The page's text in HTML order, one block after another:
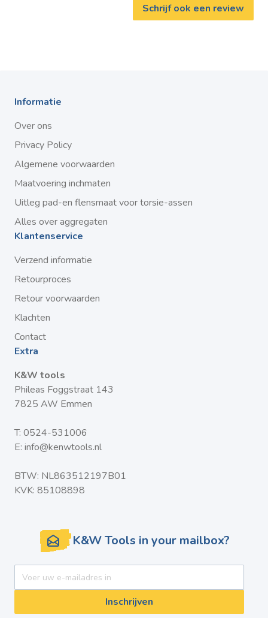
Schrijf ook een review
Informatie
Over ons
Privacy Policy
Algemene voorwaarden
Maatvoering inchmaten
Uitleg pad-en flensmaat voor torsie-assen
Alles over aggregaten
Klantenservice
Verzend informatie
Retourproces
Retour voorwaarden
Klachten
Contact
Extra
K&W tools
Phileas Foggstraat 143
7825 AW Emmen
T: 0524-531006
E: info@kenwtools.nl
BTW: NL863512197B01
KVK: 85108898
K&W Tools in your mailbox?
Inschrijven